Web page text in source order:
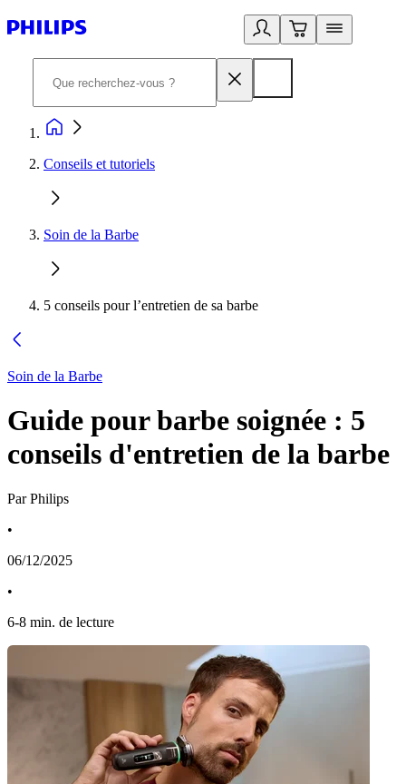
Conseils et tutoriels
Soin de la Barbe
5 conseils pour l’entretien de sa barbe
Soin de la Barbe
Guide pour barbe soignée : 5
conseils d'entretien de la barbe
Par Philips
•
06/12/2025
•
6-8 min. de lecture